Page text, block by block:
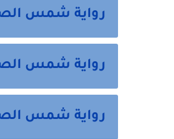
رواية شمس
رواية شمس
رواية شمس